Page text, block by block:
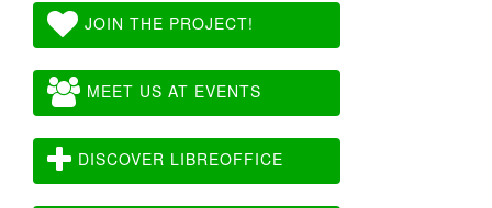
JOIN THE PROJECT!
MEET US AT EVENTS
DISCOVER LIBREOFFICE